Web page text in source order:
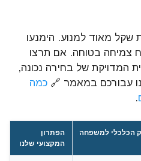
שקל מאוד למנוע. הימנעו
צמיחה בטוחה. אם תרצו
של בחירה נכונה,
עבורכם במאמר 🔗 כמה
.
הכלכלי למשפחה
הפתרון
המקצועי שלנו